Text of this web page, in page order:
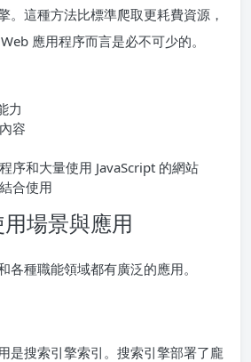
。這種方法比標準爬取更耗費資源，
應用程序而言是必不可少的。
力
容
序和大量使用 JavaScript 的網站
合使用
場景與應用
各種職能領域都有廣泛的應用。
是搜索引擎索引。搜索引擎部署了龐